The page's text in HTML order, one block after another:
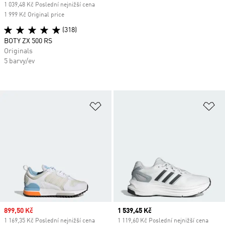
Sale price
899,50 Kč
1 169,35 Kč Poslední nejnižší cena
Current price
1 539,45 Kč
1 119,60 Kč Poslední nejnižší cena
1 039,48 Kč Poslední nejnižší cena
1 999 Kč Original price
(318)
BOTY ZX 500 RS
Originals
5 barvy/ev